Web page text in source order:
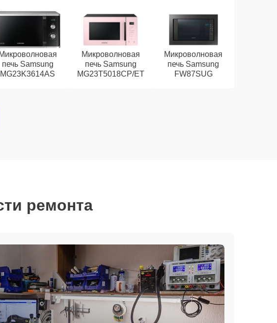
Микроволновая
печь Samsung
MG23K3614AS
Микроволновая
печь Samsung
MG23T5018CP/ET
Микроволновая
печь Samsung
FW87SUG
ремонта